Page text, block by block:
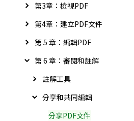
第3章：檢視PDF
第4章：建立PDF文件
第 5 章：編輯PDF
第 6 章：審閱和註解
註解工具
分享和共同編輯
分享PDF文件